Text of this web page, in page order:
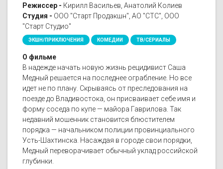
Режиссер - Кирилл Васильев, Анатолий Колиев
Студия - ООО "Старт Продакшн", АО "СТС", ООО
"Старт Студио"
ЭКШН/ПРИКЛЮЧЕНИЯ КОМЕДИИ ТВ/СЕРИАЛЫ
О фильме
В надежде начать новую жизнь рецидивист Саша
Медный решается на последнее ограбление. Но все
идет не по плану. Скрываясь от преследования на
поезде до Владивостока, он присваивает себе имя и
форму соседа по купе — майора Гаврилова. Так
недавний мошенник становится блюстителем
порядка — начальником полиции провинциального
Усть-Шахтинска. Насаждая в городе свои порядки,
Медный переворачивает обычный уклад российской
глубинки.